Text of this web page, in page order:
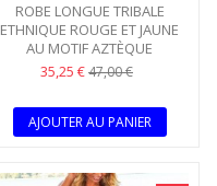
ROBE LONGUE TRIBALE
ETHNIQUE ROUGE ET JAUNE
AU MOTIF AZTÈQUE
35,25 €47,00 €
AJOUTER AU PANIER